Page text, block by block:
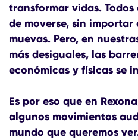
transformar vidas.
de moverse, sin importar
muevas. Pero, en
más desiguales, las
económicas y físicas se
Es por eso que en
algunos movimientos
mundo que queremos